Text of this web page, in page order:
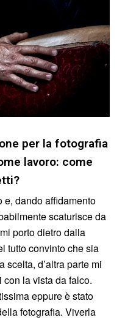
per la fotografia
lavoro: come
e, dando affidamento
scaturisce da
porto dietro dalla
tutto convinto che sia
scelta, d’altra parte mi
la vista da falco.
eppure è stato
fotografia. Viverla